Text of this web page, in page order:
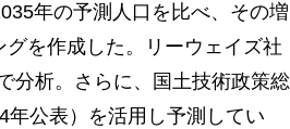
年の予測人口を比べ、その増
を作成した。リーウェイズ社
分析。さらに、国土技術政策総
公表）を活用し予測してい